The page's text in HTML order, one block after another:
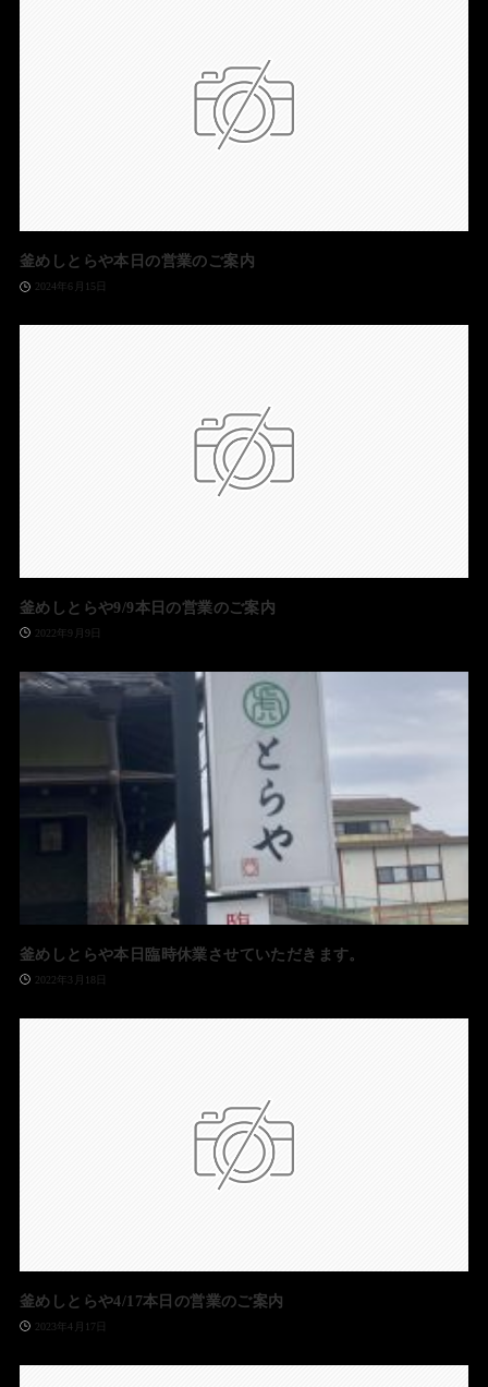
釜めしとらや本日の営業のご案内
2024年6月15日
釜めしとらや9/9本日の営業のご案内
2022年9月9日
釜めしとらや本日臨時休業させていただきます。
2022年3月18日
釜めしとらや4/17本日の営業のご案内
2023年4月17日